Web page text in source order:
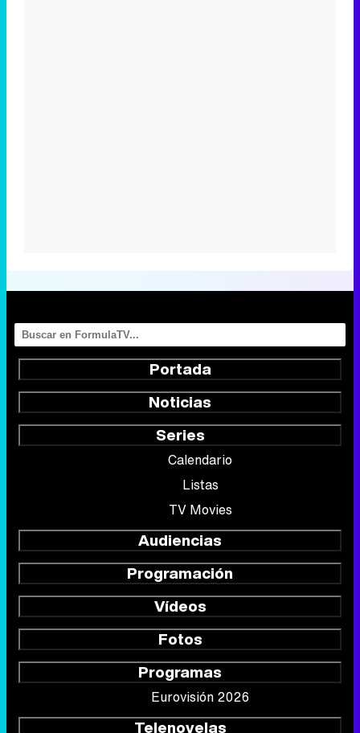
Portada
Noticias
Series
Calendario
Listas
TV Movies
Audiencias
Programación
Vídeos
Fotos
Programas
Eurovisión 2026
Telenovelas